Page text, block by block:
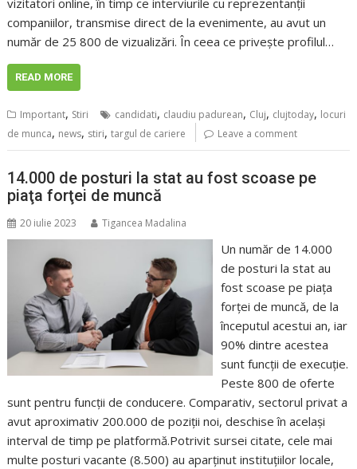
vizitatori online, în timp ce interviurile cu reprezentanții
companiilor, transmise direct de la evenimente, au avut un
număr de 25 800 de vizualizări. În ceea ce privește profilul…
READ MORE
Important, Stiri candidati, claudiu padurean, Cluj, clujtoday, locuri
de munca, news, stiri,targul de cariere Leave a comment
14.000 de posturi la stat au fost scoase pe
piaţa forţei de muncă
20 iulie 2023 Tigancea Madalina
Un număr de 14.000
de posturi la stat au
fost scoase pe piaţa
forţei de muncă, de la
începutul acestui an, iar
90% dintre acestea
sunt funcţii de execuţie.
Peste 800 de oferte
sunt pentru funcţii de conducere. Comparativ, sectorul privat a
avut aproximativ 200.000 de poziţii noi, deschise în acelaşi
interval de timp pe platformă.Potrivit sursei citate, cele mai
multe posturi vacante (8.500) au aparţinut instituţiilor locale,